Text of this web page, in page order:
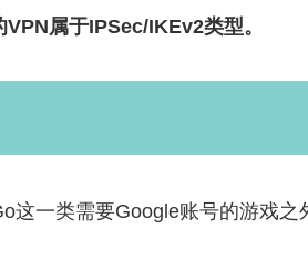
属于IPSec/IKEv2类型。
这一类需要Google账号的游戏之